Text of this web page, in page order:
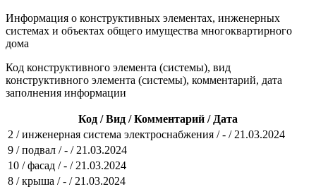
Информация о конструктивных элементах, инженерных
системах и объектах общего имущества многоквартирного
дома
Код конструктивного элемента (системы), вид
конструктивного элемента (системы), комментарий, дата
заполнения информации
Код / Вид / Комментарий / Дата
2 / инженерная система электроснабжения / - / 21.03.2024
9 / подвал / - / 21.03.2024
10 / фасад / - / 21.03.2024
8 / крыша / - / 21.03.2024